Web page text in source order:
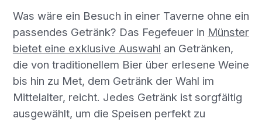
Was wäre ein Besuch in einer Taverne ohne ein
passendes Getränk? Das Fegefeuer in Münster
bietet eine exklusive Auswahl an Getränken,
die von traditionellem Bier über erlesene Weine
bis hin zu Met, dem Getränk der Wahl im
Mittelalter, reicht. Jedes Getränk ist sorgfältig
ausgewählt, um die Speisen perfekt zu